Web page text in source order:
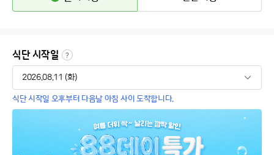
식단 시작일
식단 시작일 오후부터 다음날 아침 사이 도착합니다.